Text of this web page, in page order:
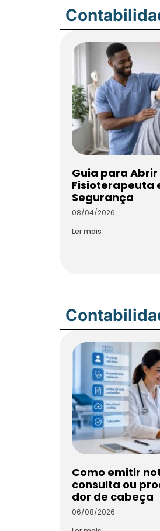
Guia para Abrir
Fisioterapeuta
Segurança
08/04/2026
Ler mais
Como emitir
consulta ou
dor de cabeça
06/08/2026